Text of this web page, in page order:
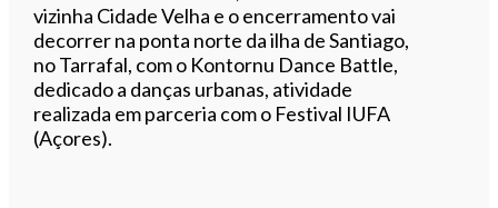
vizinha Cidade Velha e o encerramento vai
decorrer na ponta norte da ilha de Santiago,
no Tarrafal, com o Kontornu Dance Battle,
dedicado a danças urbanas, atividade
realizada em parceria com o Festival IUFA
(Açores).